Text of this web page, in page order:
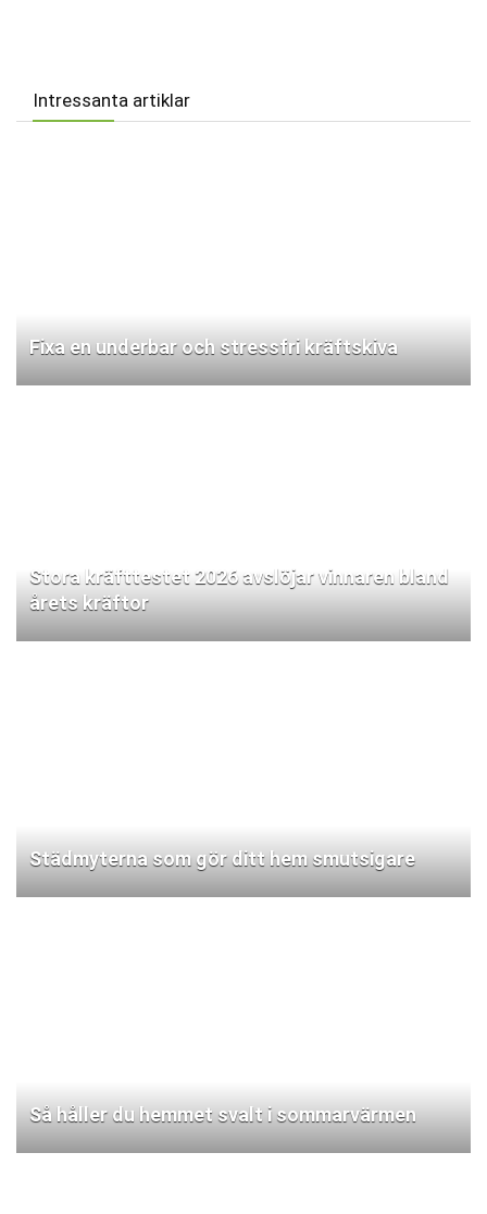
Intressanta artiklar
Fixa en underbar och stressfri kräftskiva
Stora kräfttestet 2026 avslöjar vinnaren bland
årets kräftor
Städmyterna som gör ditt hem smutsigare
Så håller du hemmet svalt i sommarvärmen